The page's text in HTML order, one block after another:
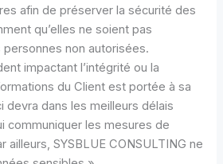
afin de préserver la sécurité des
qu’elles ne soient pas
non autorisées.
impactant l’intégrité ou la
du Client est portée à sa
devra dans les meilleurs délais
communiquer les mesures de
ailleurs, SYSBLUE CONSULTING ne